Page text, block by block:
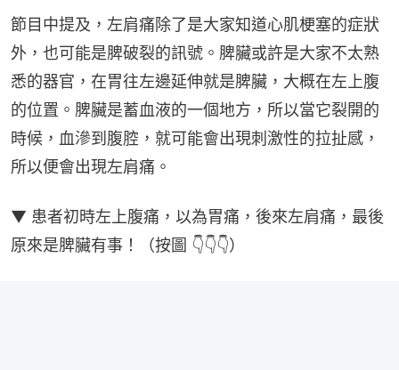
節目中提及，左肩痛除了是大家知道心肌梗塞的症狀
外，也可能是脾破裂的訊號。脾臟或許是大家不太熟
悉的器官，在胃往左邊延伸就是脾臟，大概在左上腹
的位置。脾臟是蓄血液的一個地方，所以當它裂開的
時候，血滲到腹腔，就可能會出現刺激性的拉扯感，
所以便會出現左肩痛。
▼ 患者初時左上腹痛，以為胃痛，後來左肩痛，最後
原來是脾臟有事！（按圖 👇👇👇）